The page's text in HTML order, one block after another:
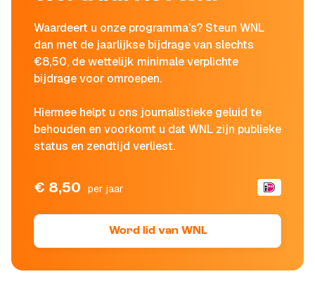
Waardeert u onze programma's? Steun WNL
dan met de jaarlijkse bijdrage van slechts
€8,50, de wettelijk minimale verplichte
bijdrage voor omroepen.
Hiermee helpt u ons journalistieke geluid te
behouden en voorkomt u dat WNL zijn publieke
status en zendtijd verliest.
€ 8,50 per jaar
Word lid van WNL